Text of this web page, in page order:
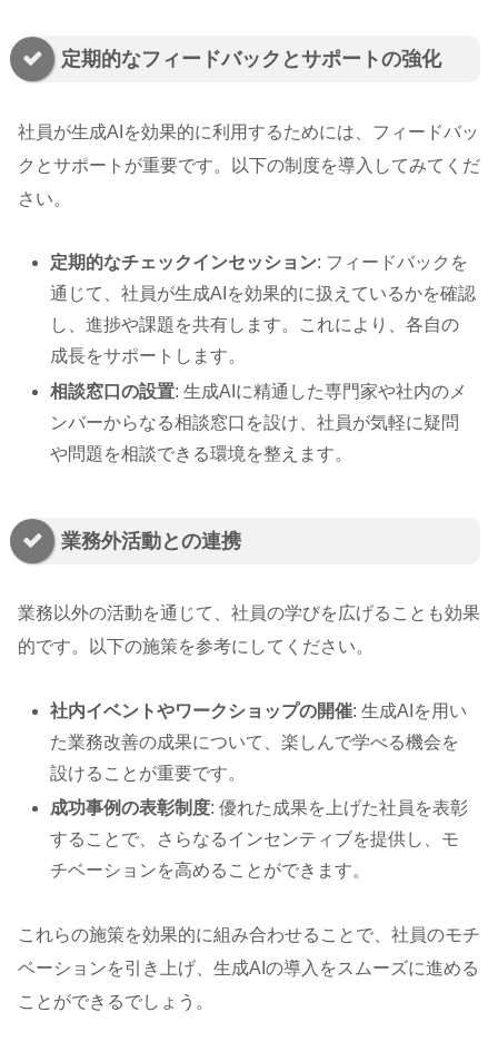
定期的なフィードバックとサポートの強化
社員が生成AIを効果的に利用するためには、フィードバッ
クとサポートが重要です。以下の制度を導入してみてくだ
さい。
定期的なチェックインセッション: フィードバックを
通じて、社員が生成AIを効果的に扱えているかを確認
し、進捗や課題を共有します。これにより、各自の
成長をサポートします。
相談窓口の設置: 生成AIに精通した専門家や社内のメ
ンバーからなる相談窓口を設け、社員が気軽に疑問
や問題を相談できる環境を整えます。
業務外活動との連携
業務以外の活動を通じて、社員の学びを広げることも効果
的です。以下の施策を参考にしてください。
社内イベントやワークショップの開催: 生成AIを用い
た業務改善の成果について、楽しんで学べる機会を
設けることが重要です。
成功事例の表彰制度: 優れた成果を上げた社員を表彰
することで、さらなるインセンティブを提供し、モ
チベーションを高めることができます。
これらの施策を効果的に組み合わせることで、社員のモチ
ベーションを引き上げ、生成AIの導入をスムーズに進める
ことができるでしょう。